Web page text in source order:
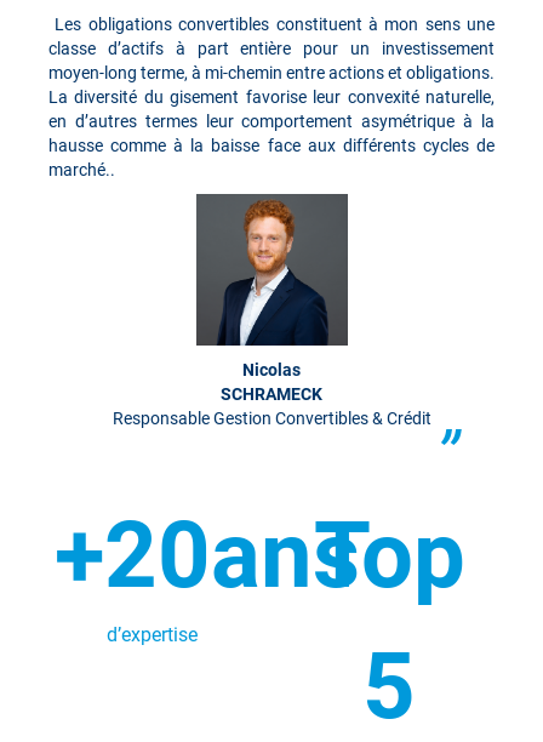
Les obligations convertibles constituent à mon sens une
classe d’actifs à part entière pour un investissement
moyen-long terme, à mi-chemin entre actions et obligations.
La diversité du gisement favorise leur convexité naturelle,
en d’autres termes leur comportement asymétrique à la
hausse comme à la baisse face aux différents cycles de
marché..
Nicolas
SCHRAMECK
Responsable Gestion Convertibles & Crédit
+20ans
d’expertise
Top
5